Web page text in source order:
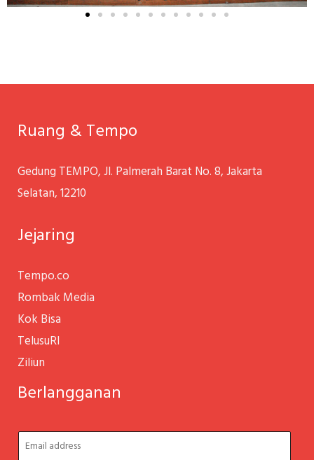
Ruang & Tempo
Gedung TEMPO,Jl. Palmerah Barat No. 8, Jakarta
Selatan,12210
Jejaring
Tempo.co
Rombak Media
Kok Bisa
TelusuRI
Ziliun
Berlangganan